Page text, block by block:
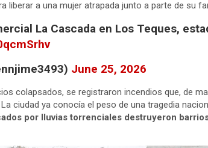
liberar a una mujer atrapada junto a parte de su
La Cascada en Los Teques,
June 25, 2026
colapsados, se registraron incendios que, de
ciudad ya conocía el peso de una tragedia
por lluvias torrenciales destruyeron